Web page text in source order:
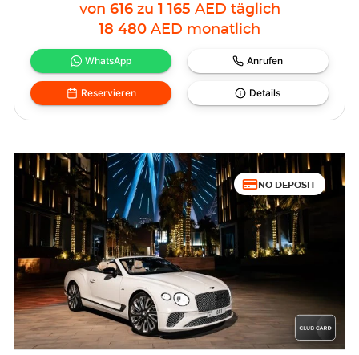
von 616 zu 1 165 AED täglich
18 480 AED monatlich
WhatsApp Anrufen
Reservieren Details
NO DEPOSIT